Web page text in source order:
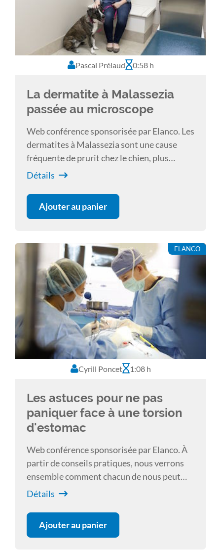
Pascal Prélaud 0:58 h
La dermatite à Malassezia
passée au microscope
Web conférence sponsorisée par Elanco. Les
dermatites à Malassezia sont une cause
fréquente de prurit chez le chien, plus
rarement chez le chat. Un défaut de
thérapeutiques. À travers plusieurs cas
cliniques, des trucs et astuces de diagnostic
des azolés systémiques à court et long
terme, choix et pratique des soins locaux)
sont présentés.
Détails
Ajouter au panier
ELANCO
Cyrill Poncet 1:08 h
Les astuces pour ne pas
paniquer face à une torsion
d'estomac
Web conférence sponsorisée par Elanco. À
partir de conseils pratiques, nous verrons
ensemble comment chacun de nous peut
améliorer son expertise pour une gestion
que certaines idées reçues soient mises à nu
! Chirurgicalement Vôtre. Cyrill PONCET
Détails
Ajouter au panier